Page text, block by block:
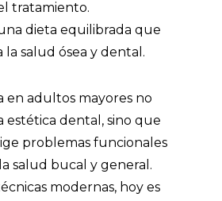
tratamiento.
dieta equilibrada que
la salud ósea y dental.
en adultos mayores no
estética dental, sino que
problemas funcionales
salud bucal y general.
modernas, hoy es